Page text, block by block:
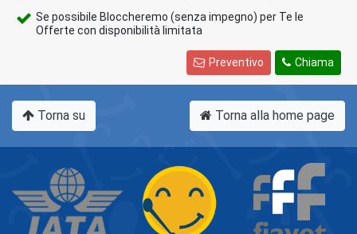
Se possibile Bloccheremo (senza impegno) per Te le
Offerte con disponibilità limitata
Chiama
Preventivo
Torna su Torna alla home page